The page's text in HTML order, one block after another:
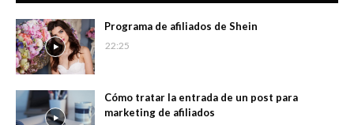
Programa de afiliados de Shein
22:25
Cómo tratar la entrada de un post para
marketing de afiliados